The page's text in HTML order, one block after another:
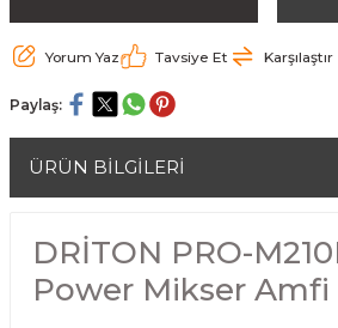
Yorum Yaz Tavsiye Et Karşılaştır
Paylaş:
ÜRÜN BİLGİLERİ
DRİTON PRO-
Power Mikser Amfi